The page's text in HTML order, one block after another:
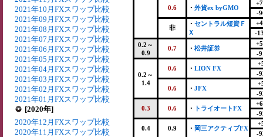
2021年10月FXスワップ比較
2021年09月FXスワップ比較
2021年08月FXスワップ比較
2021年07月FXスワップ比較
2021年06月FXスワップ比較
2021年05月FXスワップ比較
2021年04月FXスワップ比較
2021年03月FXスワップ比較
2021年02月FXスワップ比較
2021年01月FXスワップ比較
[2020年]
2020年12月FXスワップ比較
2020年11月FXスワップ比較
0.6 ・ 外貨ex byGMO
-
非
・ セントラル短資Ｆ
Ｘ
-
0.2～
0.9
0.7 ・ 松井証券
-
0.2～
1.4
0.6 ・ LION FX
-
0.6 ・ JFX
-
0.3 0.6 ・ トライオートFX
-
0.4 0.9 ・ 岡三アクティブFX
-